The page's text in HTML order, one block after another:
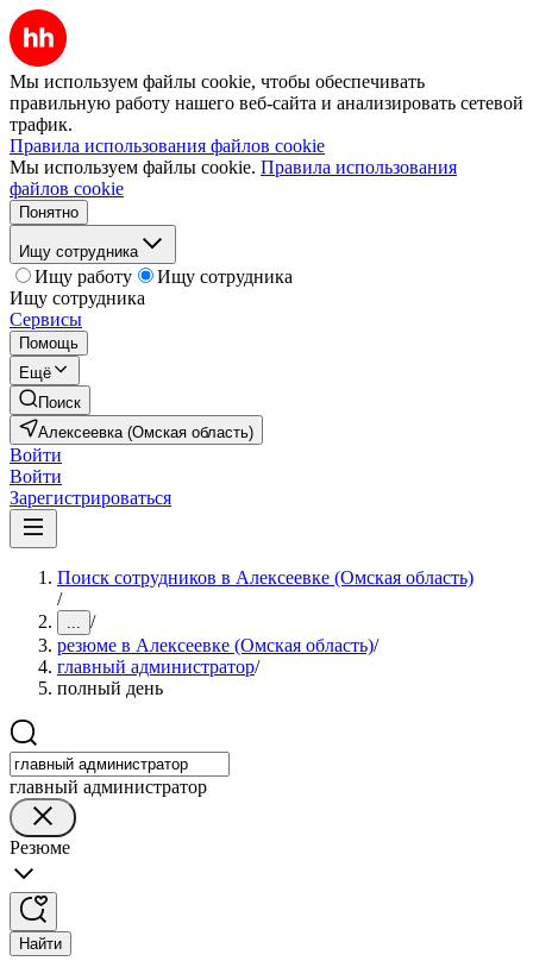
Мы используем файлы cookie, чтобы обеспечивать
правильную работу нашего веб-сайта и анализировать сетевой
трафик.
Правила использования файлов cookie
Мы используем файлы cookie. Правила использования
файлов cookie
Понятно
Ищу сотрудника
Ищу работу
Ищу сотрудника
Ищу сотрудника
Сервисы
Помощь
Ещё
Поиск
Алексеевка (Омская область)
Войти
Войти
Зарегистрироваться
Поиск сотрудников в Алексеевке (Омская область)
/
... /
резюме в Алексеевке (Омская область)/
главный администратор/
полный день
главный администратор
Резюме
Найти